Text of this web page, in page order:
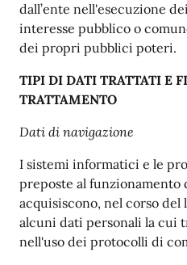
dall’ente nell'esecuzione
interesse pubblico o
dei propri pubblici poteri.
TIPI DI DATI TRATTATI E
TRATTAMENTO
Dati di navigazione
I sistemi informatici e le
preposte al funzionamento
acquisiscono, nel corso del
alcuni dati personali la cui
nell'uso dei protocolli di